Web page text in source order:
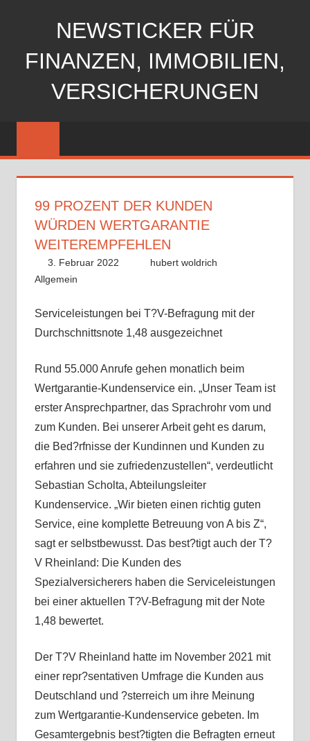
NEWSTICKER FÜR
FINANZEN, IMMOBILIEN,
VERSICHERUNGEN
99 PROZENT DER KUNDEN
WÜRDEN WERTGARANTIE
WEITEREMPFEHLEN
3. Februar 2022
hubert woldrich
Allgemein
Serviceleistungen bei T?V-Befragung mit der
Durchschnittsnote 1,48 ausgezeichnet
Rund 55.000 Anrufe gehen monatlich beim
Wertgarantie-Kundenservice ein. „Unser Team ist
erster Ansprechpartner, das Sprachrohr vom und
zum Kunden. Bei unserer Arbeit geht es darum,
die Bed?rfnisse der Kundinnen und Kunden zu
erfahren und sie zufriedenzustellen“, verdeutlicht
Sebastian Scholta, Abteilungsleiter
Kundenservice. „Wir bieten einen richtig guten
Service, eine komplette Betreuung von A bis Z“,
sagt er selbstbewusst. Das best?tigt auch der T?
V Rheinland: Die Kunden des
Spezialversicherers haben die Serviceleistungen
bei einer aktuellen T?V-Befragung mit der Note
1,48 bewertet.
Der T?V Rheinland hatte im November 2021 mit
einer repr?sentativen Umfrage die Kunden aus
Deutschland und ?sterreich um ihre Meinung
zum Wertgarantie-Kundenservice gebeten. Im
Gesamtergebnis best?tigten die Befragten erneut